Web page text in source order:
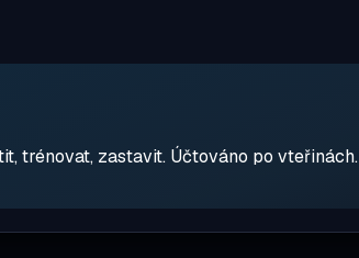
trénovat, zastavit. Účtováno po vteřinách.